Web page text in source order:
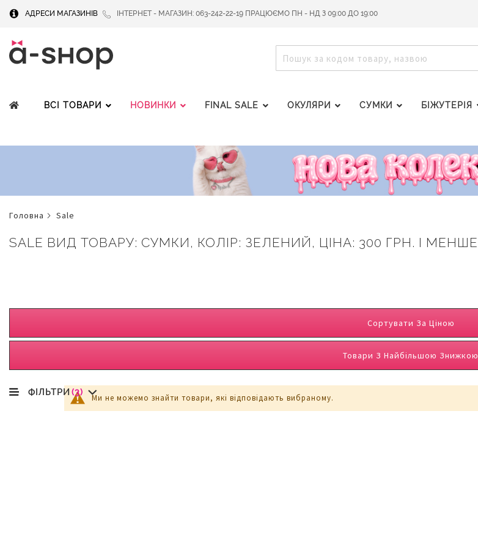
АДРЕСИ МАГАЗИНІВ ІНТЕРНЕТ - МАГАЗИН: 063-242-22-19 ПРАЦЮЄМО ПН - НД З 09:00 ДО 19:00
ВСІ ТОВАРИ НОВИНКИ FINAL SALE ОКУЛЯРИ СУМКИ БІЖУТЕРІЯ
головна sale
SALE ВИД ТОВАРУ: СУМКИ, КОЛІР: ЗЕЛЕНИЙ, ЦІНА: 300 ГРН. І МЕНШЕ
Сортувати За Ціною
Товари З Найбільшою Знижкою
Ми не можемо знайти товари, які відповідають вибраному.
ФІЛЬТРИ (3)